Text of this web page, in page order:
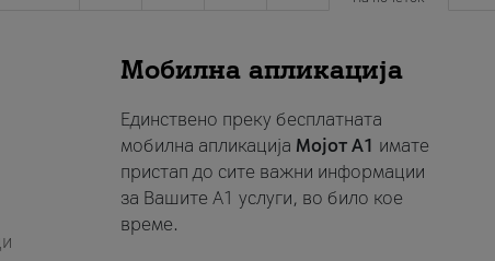
Мобилна апликација
Единствено преку бесплатната
мобилна апликација Мојот A1 имате
пристап до сите важни информации
за Вашите A1 услуги, во било кое
време.